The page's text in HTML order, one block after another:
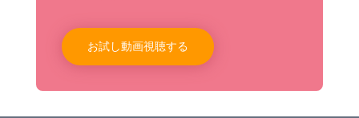
お試し動画視聴する